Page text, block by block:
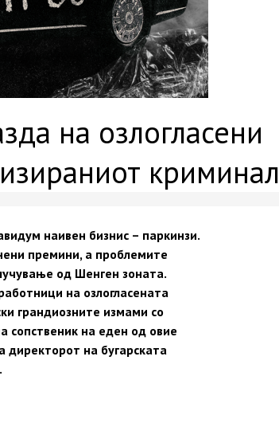
на озлогласени
криминал
наивен бизнис – паркинзи.
премини, а проблемите
од Шенген зоната.
на озлогласената
грандиозните измами со
сопственик на еден од овие
на бугарската